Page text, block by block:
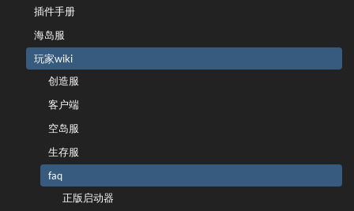
插件手册
海岛服
玩家wiki
创造服
客户端
空岛服
生存服
faq
正版启动器